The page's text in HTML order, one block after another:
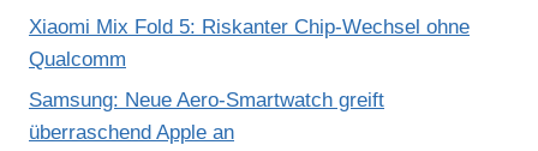
Xiaomi Mix Fold 5: Riskanter Chip-Wechsel ohne
Qualcomm
Samsung: Neue Aero-Smartwatch greift
überraschend Apple an